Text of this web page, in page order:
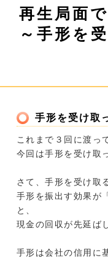
再生局面
～手形を
手形を受け取
これまで３回に渡っ
今回は手形を受け取
さて、手形を受け取
手形を振出す効果が
と、
現金の回収が先延ば
手形は会社の信用に